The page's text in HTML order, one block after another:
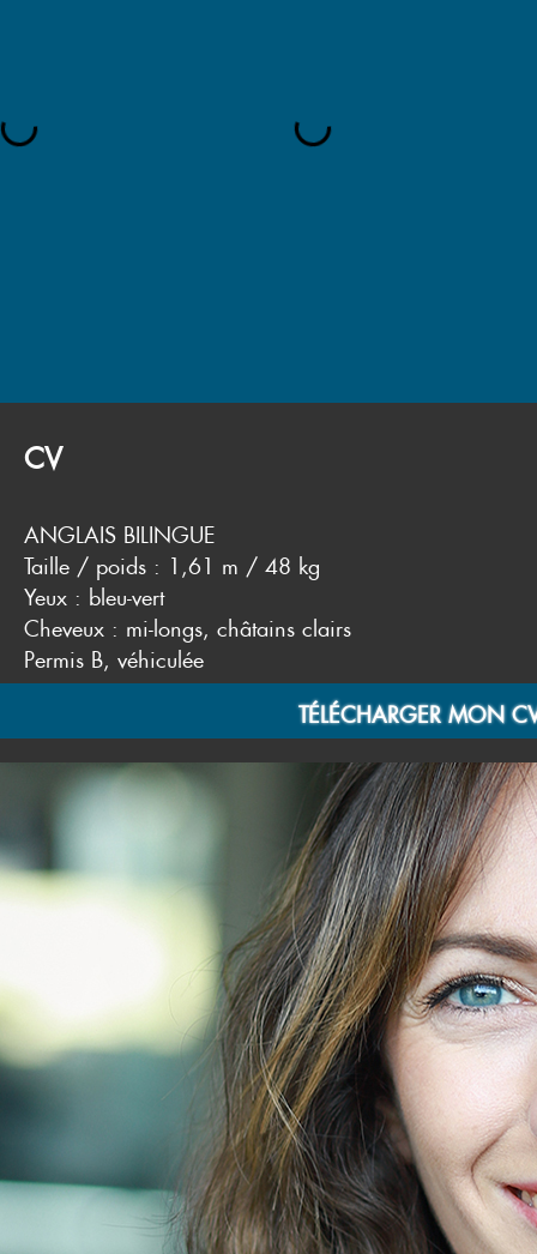
CV
ANGLAIS BILINGUE
Taille / poids : 1,61 m / 48 kg
Yeux : bleu-vert
Cheveux : mi-longs, châtains clairs
Permis B, véhiculée
TÉLÉCHARGER MON